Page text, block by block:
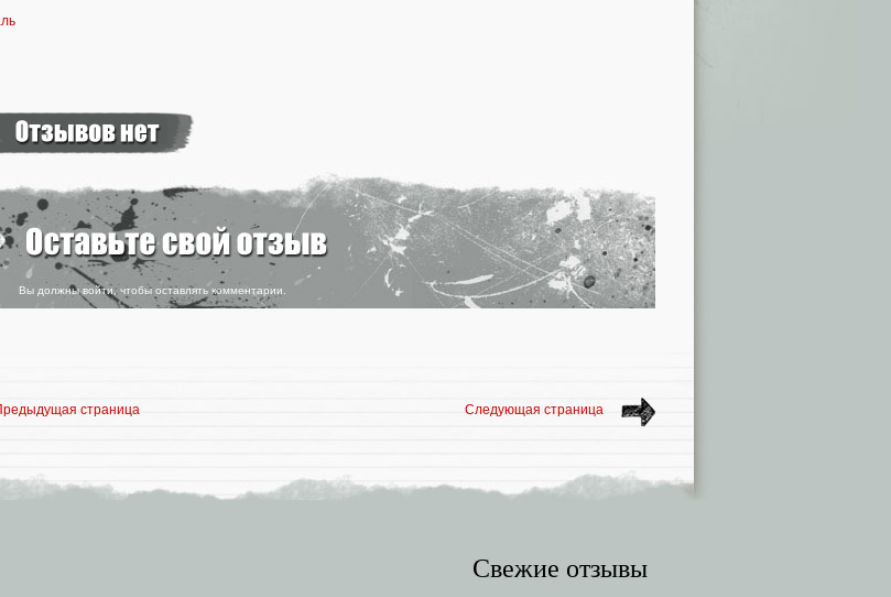
Вы должнывойти , чтобы оставлять комментарии.
страница Следующая страница
Свежие отзывы